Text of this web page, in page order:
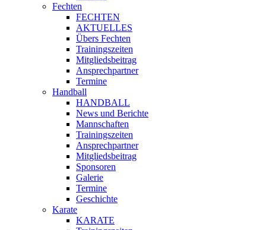
Fechten
FECHTEN
AKTUELLES
Übers Fechten
Trainingszeiten
Mitgliedsbeitrag
Ansprechpartner
Termine
Handball
HANDBALL
News und Berichte
Mannschaften
Trainingszeiten
Ansprechpartner
Mitgliedsbeitrag
Sponsoren
Galerie
Termine
Geschichte
Karate
KARATE